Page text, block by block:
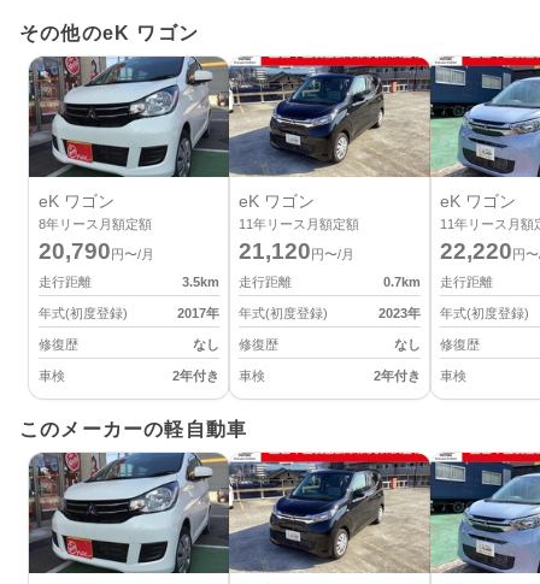
その他のeK ワゴン
eK ワゴン
8年リース月額定額
20,790円〜/月
走行距離
3.5km
年式(初度登録) 2017年
修復歴 なし
車検 2年付き
eK ワゴン
11年リース月額定額
21,120円〜/月
走行距離
0.7km
年式(初度登録) 2023年
修復歴 なし
車検 2年付き
eK ワゴン
11年リース月額
22,220円
走行距離
年式(初度登録)
修復歴
車検
このメーカーの軽自動車